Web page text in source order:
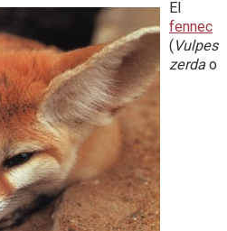
El
fennec
(Vulpes
zerdao